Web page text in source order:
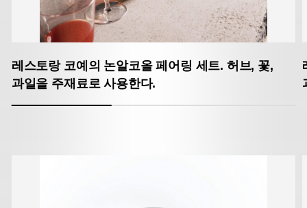
레스토랑 코예의 논알코올 페어링 세트. 허브, 꽃,
과일을 주재료로 사용한다.